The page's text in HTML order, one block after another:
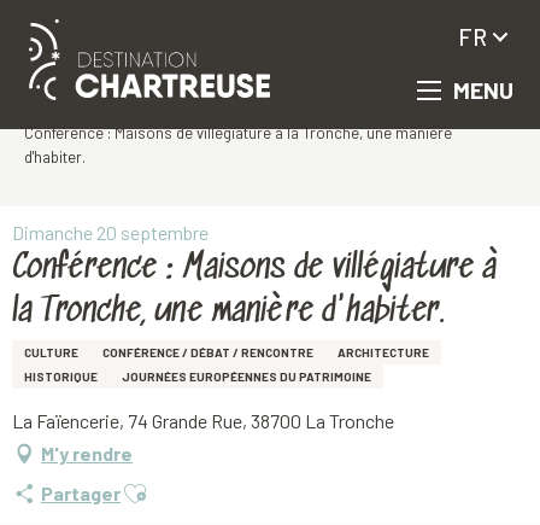
Aller
contenu
MENU
FR
Conférence : Maisons de villégiature à la Tronche, une manière
d'habiter.
Dimanche 20 septembre
Conférence : Maisons de villégiature à
la Tronche, une manière d'habiter.
CULTURE CONFÉRENCE / DÉBAT / RENCONTRE
ARCHITECTURE
HISTORIQUE
JOURNÉES EUROPÉENNES DU PATRIMOINE
La Faïencerie, 74 Grande Rue, 38700 La Tronche
M'y rendre
PartagerAjouter aux favoris